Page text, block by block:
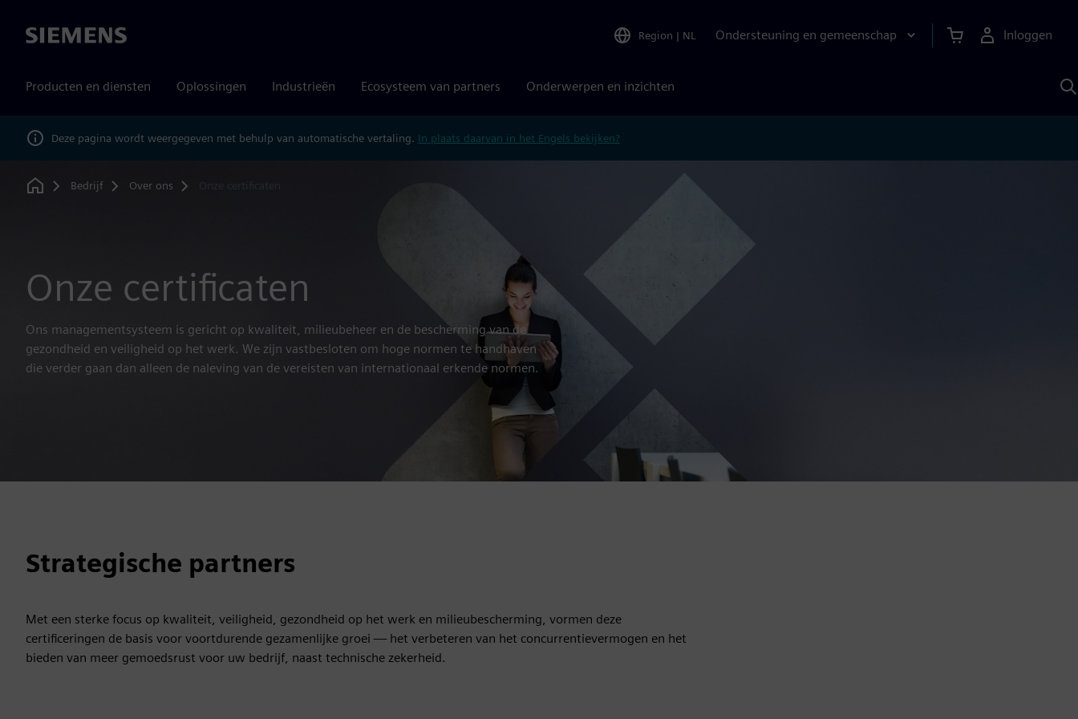
Siemens Region | NL Ondersteuning en gemeenschap Inloggen
Producten en diensten Oplossingen Industrieën Ecosysteem van partners Onderwerpen en inzichten
Deze pagina wordt weergegeven met behulp van automatische vertaling. In plaats daarvan in het Engels bekijken?
Home
Bedrijf Over ons
Onze certificaten
Ons managementsysteem is gericht op kwaliteit, milieubeheer en de bescherming van de
gezondheid en veiligheid op het werk. We zijn vastbesloten om hoge normen te handhaven
die verder gaan dan alleen de naleving van de vereisten van internationaal erkende normen.
Strategische partners
Met een sterke focus op kwaliteit, veiligheid, gezondheid op het werk en milieubescherming, vormen deze
certificeringen de basis voor voortdurende gezamenlijke groei — het verbeteren van het concurrentievermogen en het
bieden van meer gemoedsrust voor uw bedrijf, naast technische zekerheid.